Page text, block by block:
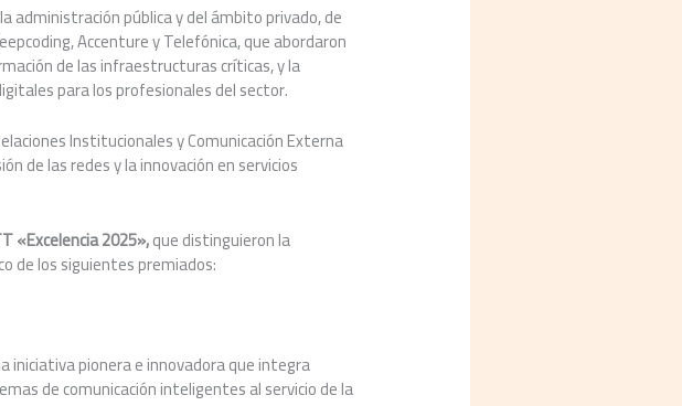
pública y del ámbito privado, de
Accenture y Telefónica, que abordaron
de las infraestructuras críticas, y la
para los profesionales del sector.
Institucionales y Comunicación Externa
de las redes y la innovación en servicios
«Excelencia 2025»,que distinguieron la
de los siguientes premiados:
iniciativa pionera e innovadora que integra
de comunicación inteligentes al servicio de la